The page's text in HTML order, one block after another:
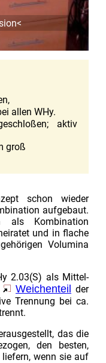
allen WHy.
aktiv
groß
schon wieder
aufgebaut.
als Kombination
und in flache
Volumina
2.03(S) als Mittel-
Weichenteil der
Trennung bei ca.
das die
den besten,
wenn sie auf